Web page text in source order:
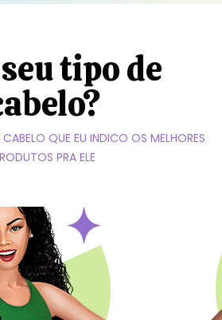
tipo de
QUE EU INDICO OS MELHORES
PRA ELE